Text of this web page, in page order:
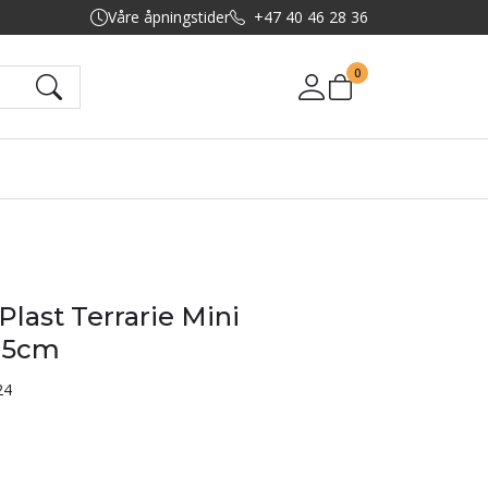
Våre åpningstider +47 40 46 28 36
Mine sider
0
Terrarie Mini